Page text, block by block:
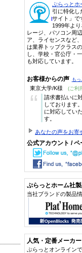
ぷらっとホ
引に特化し
サイト」で
1999年よ
レージ、パソコン周
ア、ライセンスなど
は業界トップクラス
し、学校・官公庁・
も対応しています。
お客様からの声 もっ
東京大学/K様 (ご利
“
請求書払いに
しております
に対応してい
す。
あなたの声をお寄
公式アカウント / ペ
ぷらっとホーム社
当社ブランドの製品
人気・定番メーカー
ぷらっとオンライン